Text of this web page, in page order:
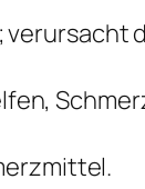
verursacht